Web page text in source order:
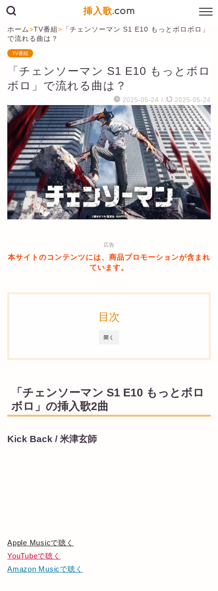
挿入歌.com
ホーム>TV番組> 「チェンソーマン S1 E10 もっとボロボロ」
で流れる曲は？
TV番組
「チェンソーマン S1 E10 もっとボロ
ボロ」で流れる曲は？
2025-05-24 / 2025-05-24
広告
本サイトのコンテンツには、商品プロモーションが含まれ
ています。
開く
目次
「チェンソーマン S1 E10 もっとボロ
ボロ」の挿入歌2曲
Kick Back / 米津玄師
Apple Musicで聴く
YouTubeで聴く
Amazon Musicで聴く